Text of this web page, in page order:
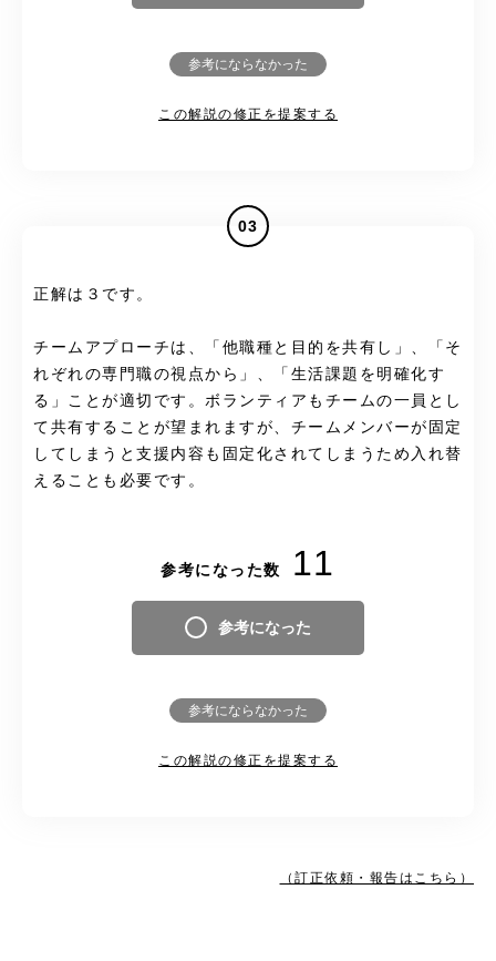
参考にならなかった
この解説の修正を提案する
03
正解は３です。
チームアプローチは、「他職種と目的を共有し」、「そ
れぞれの専門職の視点から」、「生活課題を明確化す
る」ことが適切です。ボランティアもチームの一員とし
て共有することが望まれますが、チームメンバーが固定
してしまうと支援内容も固定化されてしまうため入れ替
えることも必要です。
参考になった数 11
参考になった
参考にならなかった
この解説の修正を提案する
（訂正依頼・報告はこちら）